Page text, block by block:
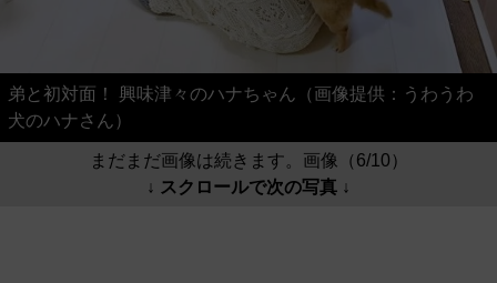
弟と初対面！ 興味津々のハナちゃん（画像提供：うわうわ
犬のハナさん）
まだまだ画像は続きます。画像（6/10）
↓ スクロールで次の写真 ↓